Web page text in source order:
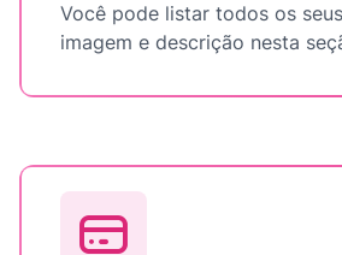
Você pode listar todos os
imagem e descrição nesta